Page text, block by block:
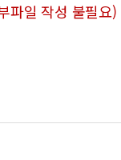
파일 작성 불필요)